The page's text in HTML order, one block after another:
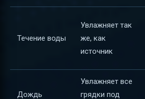
Течение воды
Увлажняет так
же, как
источник
Дождь
Увлажняет все
грядки под